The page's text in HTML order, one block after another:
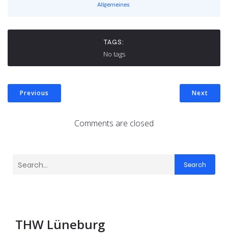
Allgemeines
TAGS:
No tags
Previous Next
Comments are closed
Search
THW Lüneburg